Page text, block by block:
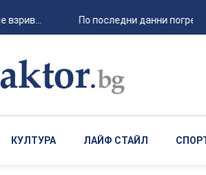
По последни данни
КУЛТУРА ЛАЙФ СТАЙЛ